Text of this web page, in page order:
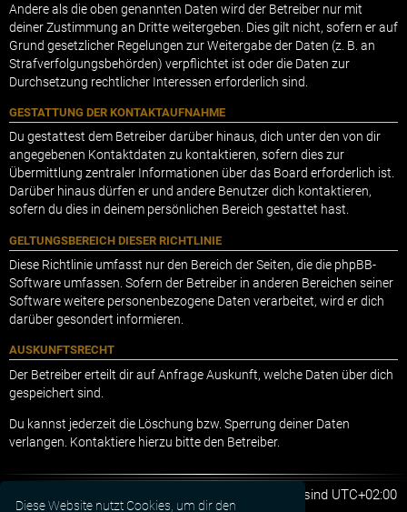
Diese Website nutzt Cookies, um dir den
Andere als die oben genannten Daten wird der Betreiber nur mit
deiner Zustimmung an Dritte weitergeben. Dies gilt nicht, sofern er auf
Grund gesetzlicher Regelungen zur Weitergabe der Daten (z. B. an
Strafverfolgungsbehörden) verpflichtet ist oder die Daten zur
Durchsetzung rechtlicher Interessen erforderlich sind.
GESTATTUNG DER KONTAKTAUFNAHME
Du gestattest dem Betreiber darüber hinaus, dich unter den von dir
angegebenen Kontaktdaten zu kontaktieren, sofern dies zur
Übermittlung zentraler Informationen über das Board erforderlich ist.
Darüber hinaus dürfen er und andere Benutzer dich kontaktieren,
sofern du dies in deinem persönlichen Bereich gestattet hast.
GELTUNGSBEREICH DIESER RICHTLINIE
Diese Richtlinie umfasst nur den Bereich der Seiten, die die phpBB-
Software umfassen. Sofern der Betreiber in anderen Bereichen seiner
Software weitere personenbezogene Daten verarbeitet, wird er dich
darüber gesondert informieren.
AUSKUNFTSRECHT
Der Betreiber erteilt dir auf Anfrage Auskunft, welche Daten über dich
gespeichert sind.
Du kannst jederzeit die Löschung bzw. Sperrung deiner Daten
verlangen. Kontaktiere hierzu bitte den Betreiber.
Alle Zeiten sind UTC+02:00